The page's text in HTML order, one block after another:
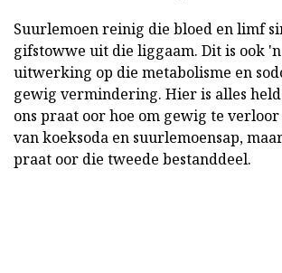
Suurlemoen reinig die bloed en limf
gifstowwe uit die liggaam. Dit is ook
uitwerking op die metabolisme en
gewig vermindering. Hier is alles
ons praat oor hoe om gewig te
van koeksoda en suurlemoensap,
praat oor die tweede bestanddeel.